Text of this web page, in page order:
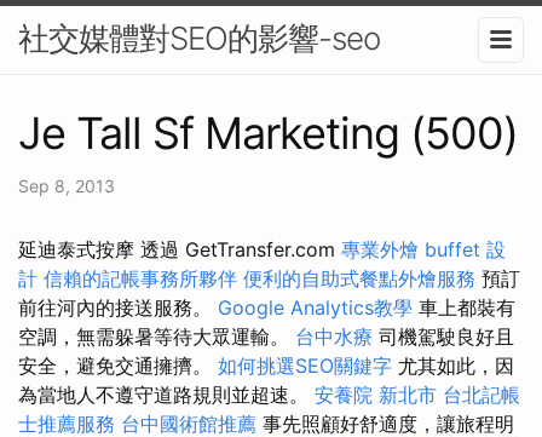
社交媒體對SEO的影響-seo
Je Tall Sf Marketing (500)
Sep 8, 2013
延迪泰式按摩 透過 GetTransfer.com 專業外燴 buffet 設
計 信賴的記帳事務所夥伴 便利的自助式餐點外燴服務 預訂
前往河內的接送服務。 Google Analytics教學 車上都裝有
空調，無需躲暑等待大眾運輸。 台中水療 司機駕駛良好且
安全，避免交通擁擠。 如何挑選SEO關鍵字 尤其如此，因
為當地人不遵守道路規則並超速。 安養院 新北市 台北記帳
士推薦服務 台中國術館推薦 事先照顧好舒適度，讓旅程明